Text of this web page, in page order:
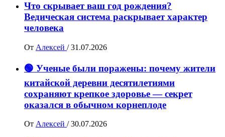
Что скрывает ваш год рождения?
Ведическая система раскрывает характер
человека
От Алексей / 31.07.2026
🟢 Ученые были поражены: почему жители
китайской деревни десятилетиями
сохраняют крепкое здоровье — секрет
оказался в обычном корнеплоде
От Алексей / 30.07.2026